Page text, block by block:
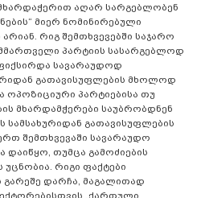
აღარ სარგებლობენ
მიერ ნომინირებული
რიგ შემთხვევებში საჯარო
პარტიის სასარგებლოდ
სავარაუდოდ
გათავისუფლების მხოლოდ
ოპოზიციური პარტიებისა თუ
მხარდამჭერები საუბრობდნენ
სამსახურიდან გათავისუფლების
შემთხვევაში სავარაუდო
დაიწყო, თუმცა გამოძიების
უცნობია. რიგი ფაქტები
დარჩა, მაგალითად
„ქართული